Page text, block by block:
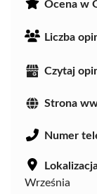
Ocena w
Liczba
Czytaj
Strona
Numer
Września